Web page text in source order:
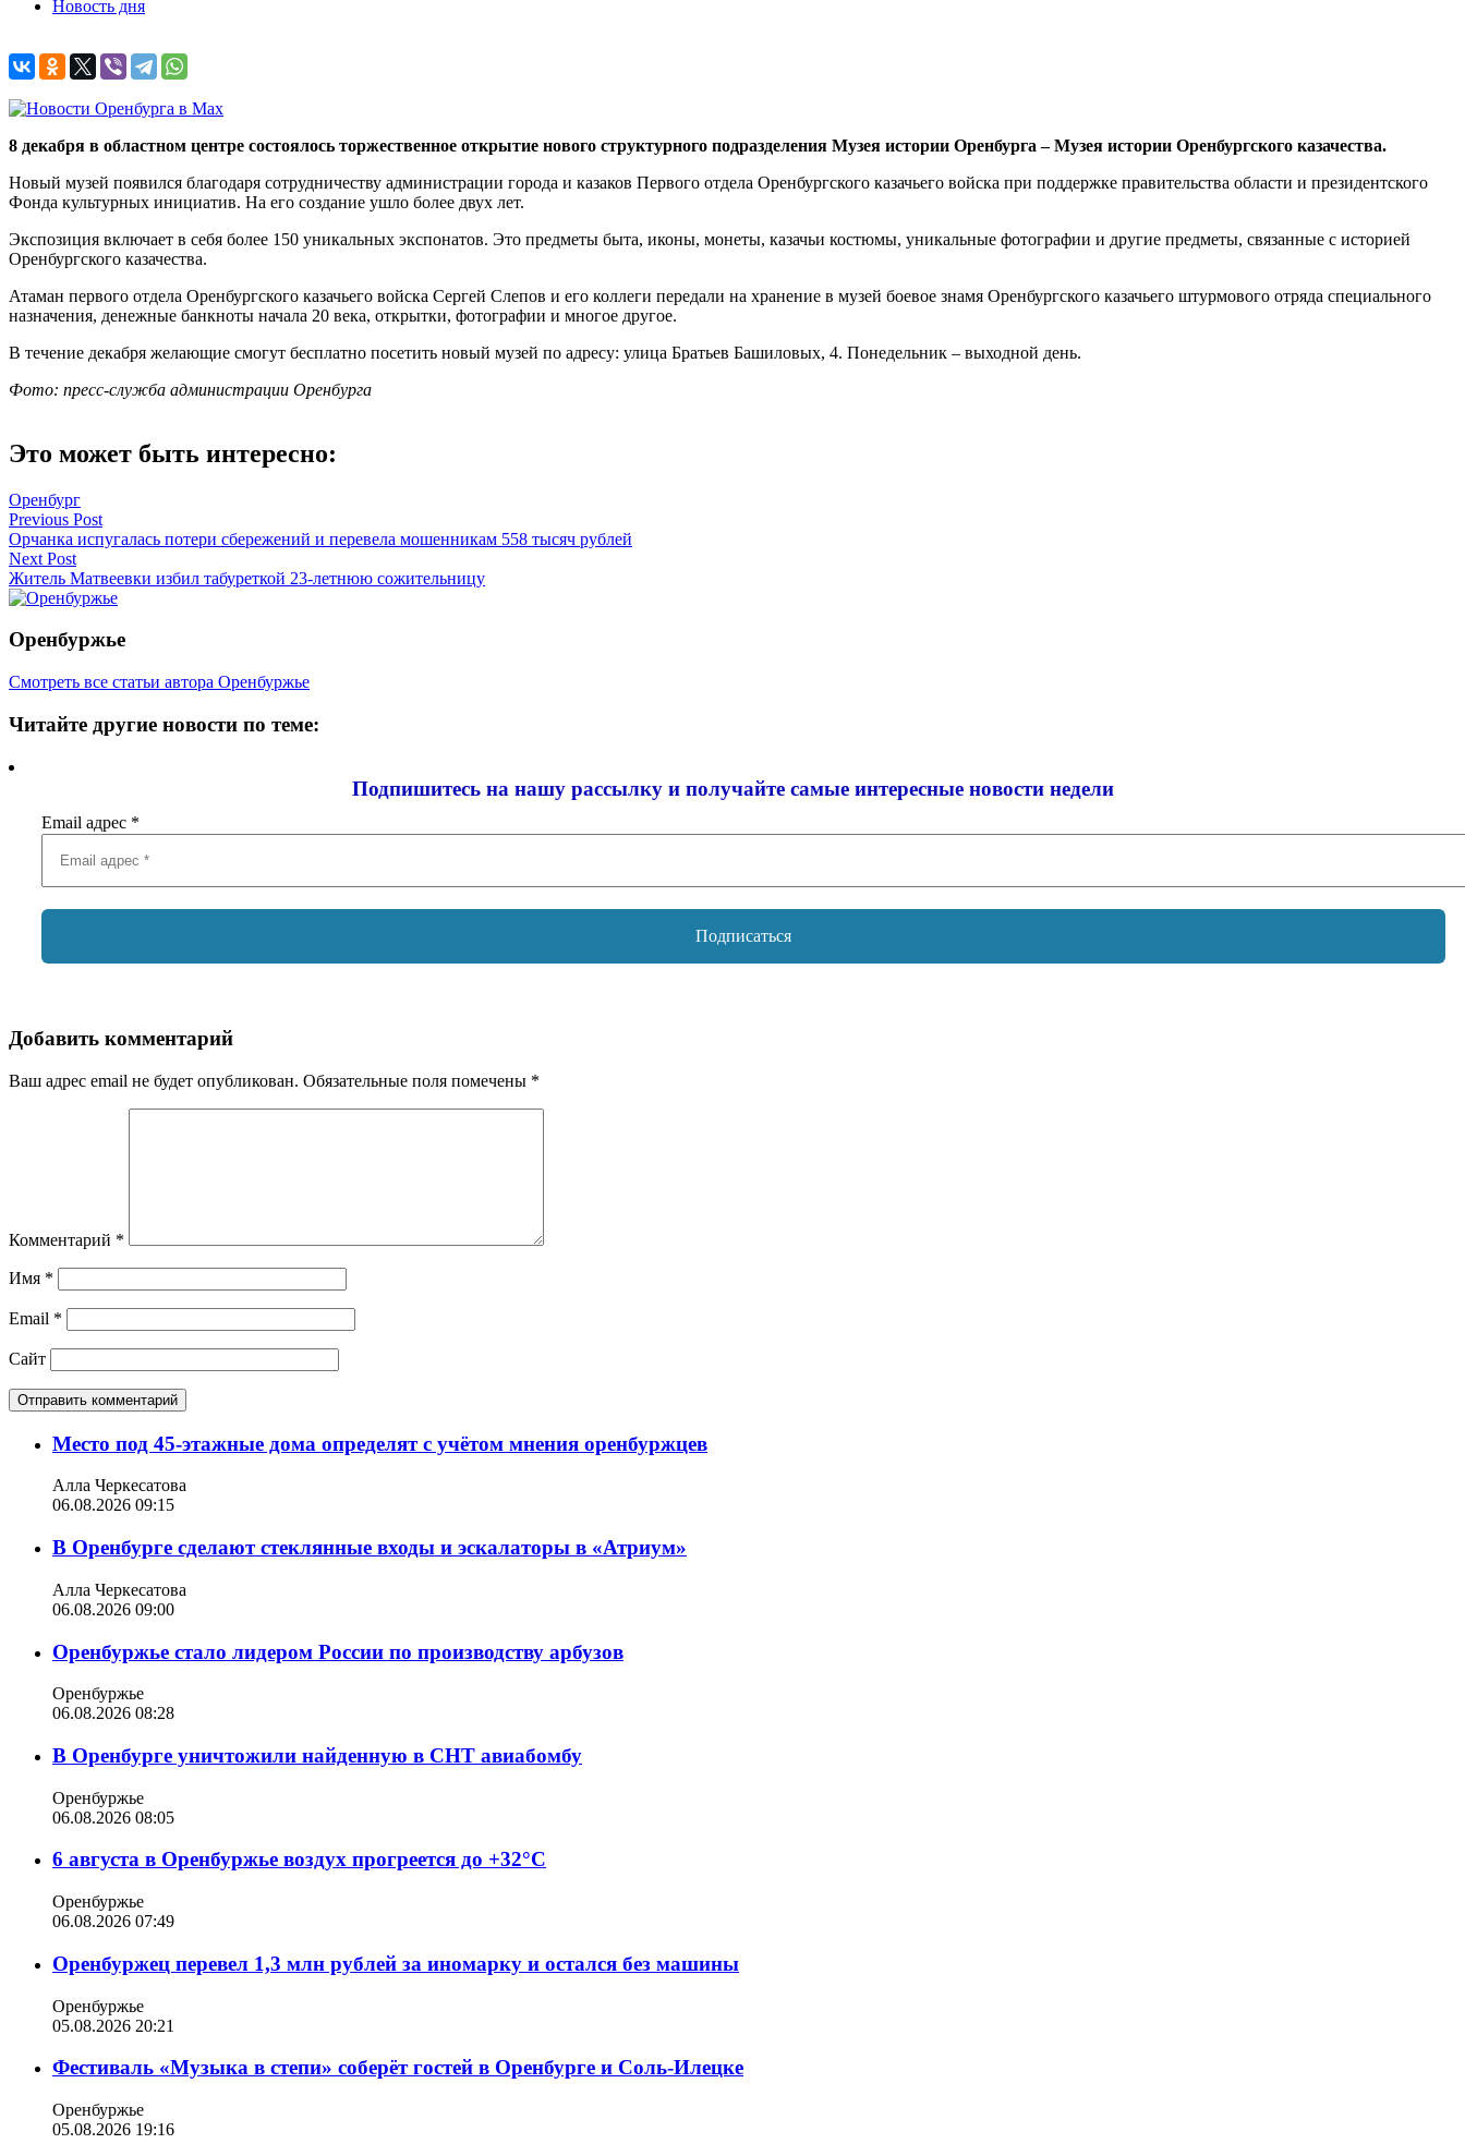
Новость дня
8 декабря в областном центре состоялось торжественное открытие нового структурного подразделения Музея истории Оренбурга – Музея истории Оренбургского казачества.
Новый музей появился благодаря сотрудничеству администрации города и казаков Первого отдела Оренбургского казачьего войска при поддержке правительства области и президентского
Фонда культурных инициатив. На его создание ушло более двух лет.
Экспозиция включает в себя более 150 уникальных экспонатов. Это предметы быта, иконы, монеты, казачьи костюмы, уникальные фотографии и другие предметы, связанные с историей
Оренбургского казачества.
Атаман первого отдела Оренбургского казачьего войска Сергей Слепов и его коллеги передали на хранение в музей боевое знамя Оренбургского казачьего штурмового отряда специального
назначения, денежные банкноты начала 20 века, открытки, фотографии и многое другое.
В течение декабря желающие смогут бесплатно посетить новый музей по адресу: улица Братьев Башиловых, 4. Понедельник – выходной день.
Фото: пресс-служба администрации Оренбурга
Это может быть интересно:
Оренбург
Навигация
по
записям
Previous Post
Орчанка испугалась потери сбережений и перевела мошенникам 558 тысяч рублей
Next Post
Житель Матвеевки избил табуреткой 23-летнюю сожительницу
Оренбуржье
Смотреть все статьи автора Оренбуржье
Читайте другие новости по теме:
Подпишитесь на нашу рассылку и получайте самые интересные новости недели
Email адрес *
Добавить комментарий
Ваш адрес email не будет опубликован. Обязательные поля помечены *
Комментарий *
Имя *
Email *
Сайт
Место под 45-этажные дома определят с учётом мнения оренбуржцев
Алла Черкесатова
06.08.2026 09:15
В Оренбурге сделают стеклянные входы и эскалаторы в «Атриум»
Алла Черкесатова
06.08.2026 09:00
Оренбуржье стало лидером России по производству арбузов
Оренбуржье
06.08.2026 08:28
В Оренбурге уничтожили найденную в СНТ авиабомбу
Оренбуржье
06.08.2026 08:05
6 августа в Оренбуржье воздух прогреется до +32°C
Оренбуржье
06.08.2026 07:49
Оренбуржец перевел 1,3 млн рублей за иномарку и остался без машины
Оренбуржье
05.08.2026 20:21
Фестиваль «Музыка в степи» соберёт гостей в Оренбурге и Соль-Илецке
Оренбуржье
05.08.2026 19:16